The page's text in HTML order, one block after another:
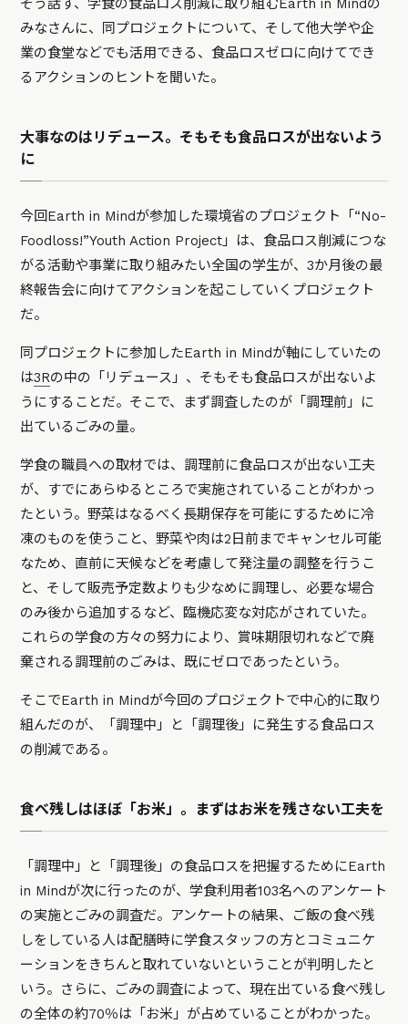
そう話す、学食の食品ロス削減に取り組むEarth in Mindの
みなさんに、同プロジェクトについて、そして他大学や企
業の食堂などでも活用できる、食品ロスゼロに向けてでき
るアクションのヒントを聞いた。
大事なのはリデュース。そもそも食品ロスが出ないよう
に
今回Earth in Mindが参加した環境省のプロジェクト「“No-
Foodloss!”Youth Action Project」は、食品ロス削減につな
がる活動や事業に取り組みたい全国の学生が、3か月後の最
終報告会に向けてアクションを起こしていくプロジェクト
だ。
同プロジェクトに参加したEarth in Mindが軸にしていたの
は3Rの中の「リデュース」、そもそも食品ロスが出ないよ
うにすることだ。そこで、まず調査したのが「調理前」に
出ているごみの量。
学食の職員への取材では、調理前に食品ロスが出ない工夫
が、すでにあらゆるところで実施されていることがわかっ
たという。野菜はなるべく長期保存を可能にするために冷
凍のものを使うこと、野菜や肉は2日前までキャンセル可能
なため、直前に天候などを考慮して発注量の調整を行うこ
と、そして販売予定数よりも少なめに調理し、必要な場合
のみ後から追加するなど、臨機応変な対応がされていた。
これらの学食の方々の努力により、賞味期限切れなどで廃
棄される調理前のごみは、既にゼロであったという。
そこでEarth in Mindが今回のプロジェクトで中心的に取り
組んだのが、「調理中」と「調理後」に発生する食品ロス
の削減である。
食べ残しはほぼ「お米」。まずはお米を残さない工夫を
「調理中」と「調理後」の食品ロスを把握するためにEarth
in Mindが次に行ったのが、学食利用者103名へのアンケート
の実施とごみの調査だ。アンケートの結果、ご飯の食べ残
しをしている人は配膳時に学食スタッフの方とコミュニケ
ーションをきちんと取れていないということが判明したと
いう。さらに、ごみの調査によって、現在出ている食べ残し
の全体の約70％は「お米」が占めていることがわかった。